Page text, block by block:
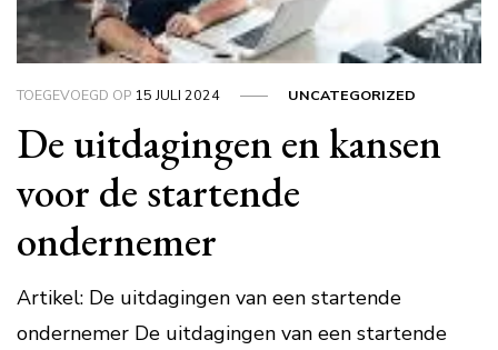
TOEGEVOEGD OP 15 JULI 2024 UNCATEGORIZED
De uitdagingen en kansen
voor de startende
ondernemer
Artikel: De uitdagingen van een startende
ondernemer De uitdagingen van een startende